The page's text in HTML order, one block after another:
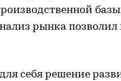
рынка позволил
себя решение